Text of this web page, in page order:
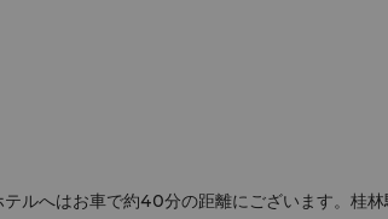
ルへはお車で約40分の距離にございます。桂林